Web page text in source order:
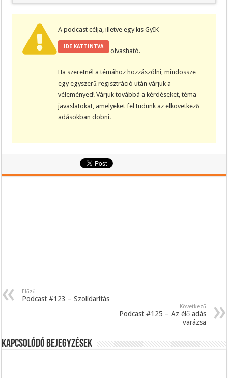
A podcast célja, illetve egy kis GyIK
IDE KATTINTVA
olvasható.
Ha szeretnél a témához hozzászólni, mindössze
egy egyszerű regisztráció után várjuk a
véleményed! Várjuk továbbá a kérdéseket, téma
javaslatokat, amelyeket fel tudunk az elkövetkező
adásokban dobni.
Előző
Podcast #123 – Szolidaritás
Következő
Podcast #125 – Az élő adás
varázsa
Kapcsolódó bejegyzések